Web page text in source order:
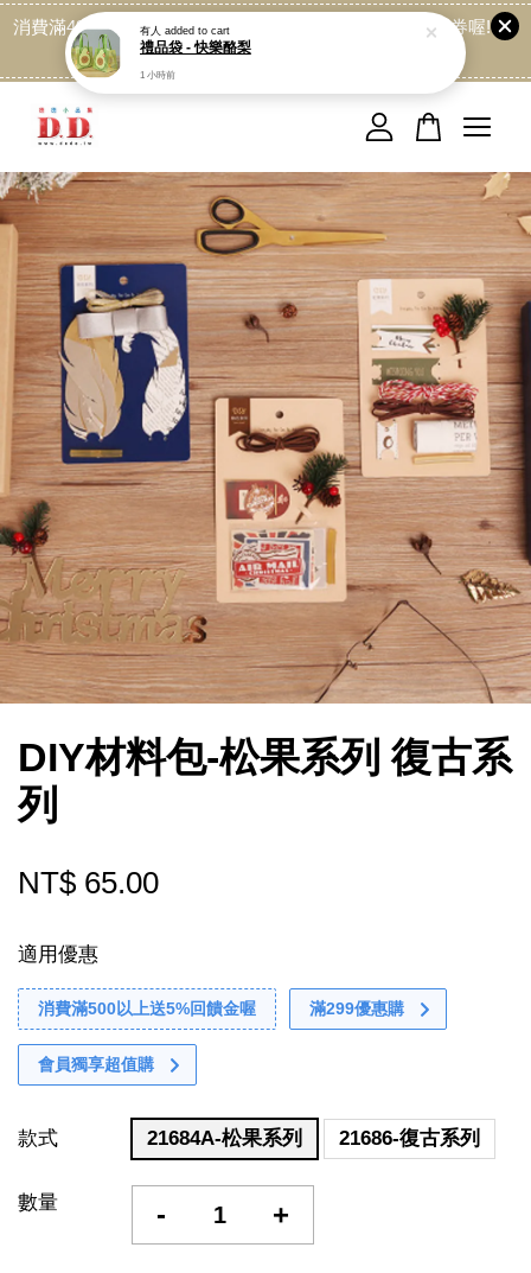
消費滿499免運喔, 記得加LINE:@dede168 領取專屬折扣券喔!
點我
DIY材料包-松果系列 復古系
列
NT$ 65.00
適用優惠
消費滿500以上送5%回饋金喔 滿299優惠購
會員獨享超值購
款式 21684A-松果系列 21686-復古系列
數量 - +
您的購物車目前還是空的。
繼續購物